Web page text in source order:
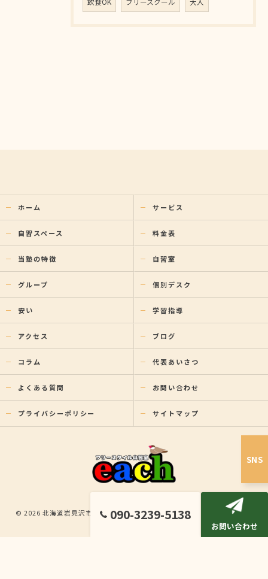
SNS
090-3239-5138
お問い合わせ
ホーム サービス
自習スペース 料金表
当塾の特徴 自習室
グループ 個別デスク
安い 学習指導
アクセス ブログ
コラム 代表あいさつ
よくある質問 お問い合わせ
プライバシーポリシー サイトマップ
© 2026 北海道岩見沢市の塾ならフリースタイル自習室each ALL RIGHTS